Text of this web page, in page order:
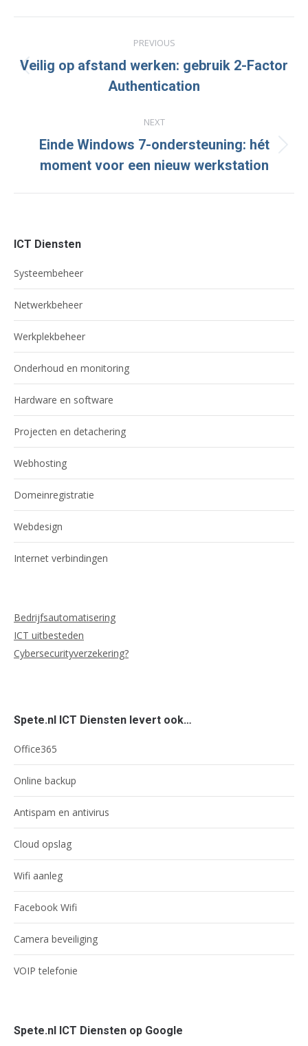
Facebook
X
LinkedIn
navigation
PREVIOUS
Previous
post:
Veilig op afstand werken: gebruik 2-Factor
Authentication
NEXT
Next
post:
Einde Windows 7-ondersteuning: hét
moment voor een nieuw werkstation
ICT Diensten
Systeembeheer
Netwerkbeheer
Werkplekbeheer
Onderhoud en monitoring
Hardware en software
Projecten en detachering
Webhosting
Domeinregistratie
Webdesign
Internet verbindingen
Bedrijfsautomatisering
ICT uitbesteden
Cybersecurityverzekering?
Spete.nl ICT Diensten levert ook…
Office365
Online backup
Antispam en antivirus
Cloud opslag
Wifi aanleg
Facebook Wifi
Camera beveiliging
VOIP telefonie
Spete.nl ICT Diensten op Google